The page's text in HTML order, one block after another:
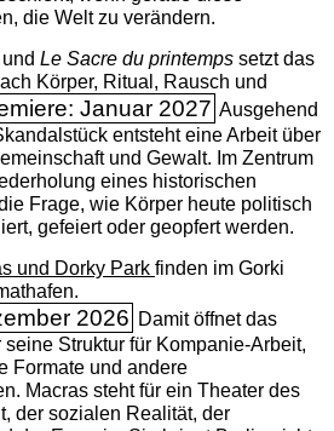
die Welt zu verändern.
Le Sacre du printempssetzt das
Körper, Ritual, Rausch und
Januar 2027 Ausgehend
entsteht eine Arbeit über
und Gewalt. Im Zentrum
eines historischen
Frage, wie Körper heute politisch
gefeiert oder geopfert werden.
und Dorky Park finden im Gorki
2026 Damit öffnet das
seine Struktur für Kompanie-Arbeit,
Formate und andere
Macras steht für ein Theater des
der sozialen Realität, der